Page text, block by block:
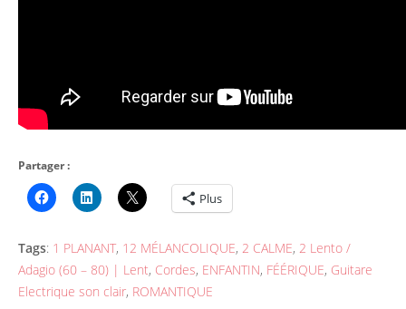
Partager :
Plus
Tags: 1 PLANANT, 12 MÉLANCOLIQUE, 2 CALME, 2 Lento /
Adagio (60 – 80) | Lent, Cordes, ENFANTIN, FÉÉRIQUE, Guitare
Electrique son clair, ROMANTIQUE